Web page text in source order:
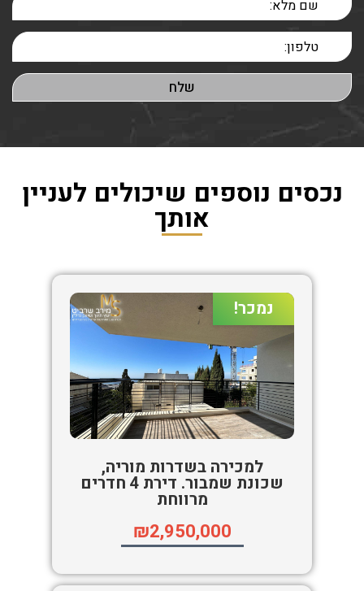
נכסים נוספים שיכולים לעניין
אותך
נמכר!
למכירה בשדרות מוריה,
שכונת שמבור. דירת 4 חדרים
מרווחת
₪2,950,000